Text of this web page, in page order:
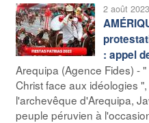
2 août 2023
: appel
Arequipa (Agence Fides) -
Christ face aux idéologies
l'archevêque d'Arequipa,
peuple péruvien à